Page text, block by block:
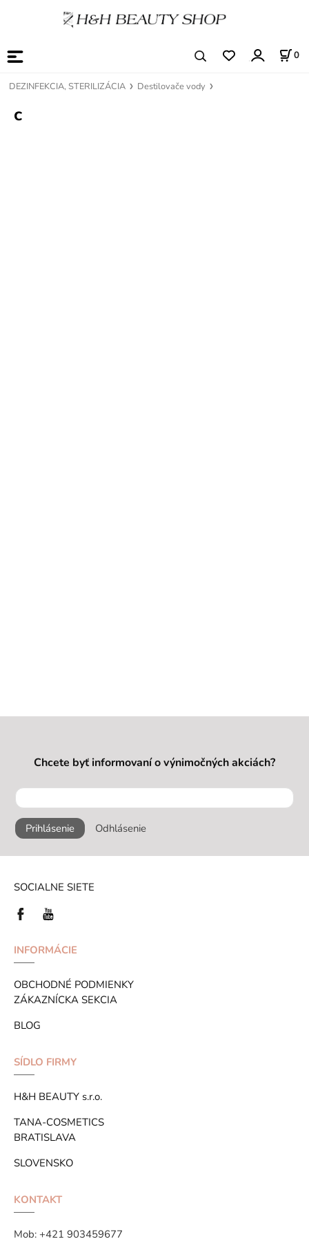
0
DEZINFEKCIA, STERILIZÁCIA Destilovače vody
c
Chcete byť informovaní o výnimočných akciách?
Prihlásenie Odhlásenie
SOCIALNE SIETE
INFORMÁCIE
OBCHODNÉ PODMIENKY
ZÁKAZNÍCKA SEKCIA
BLOG
SÍDLO FIRMY
H&H BEAUTY s.r.o.
TANA-COSMETICS
BRATISLAVA
SLOVENSKO
KONTAKT
Mob: +421 903459677